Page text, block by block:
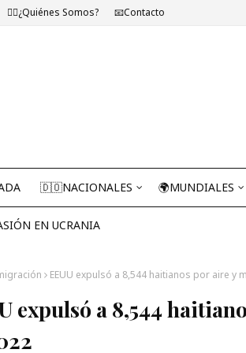
🤷‍♂️¿Quiénes Somos? 📧Contacto
🇩🇴NACIONALES 🌍MUNDIALES
EN UCRANIA
EEUU expulsó a 8,544 haitianos por aire y
expulsó a 8,544